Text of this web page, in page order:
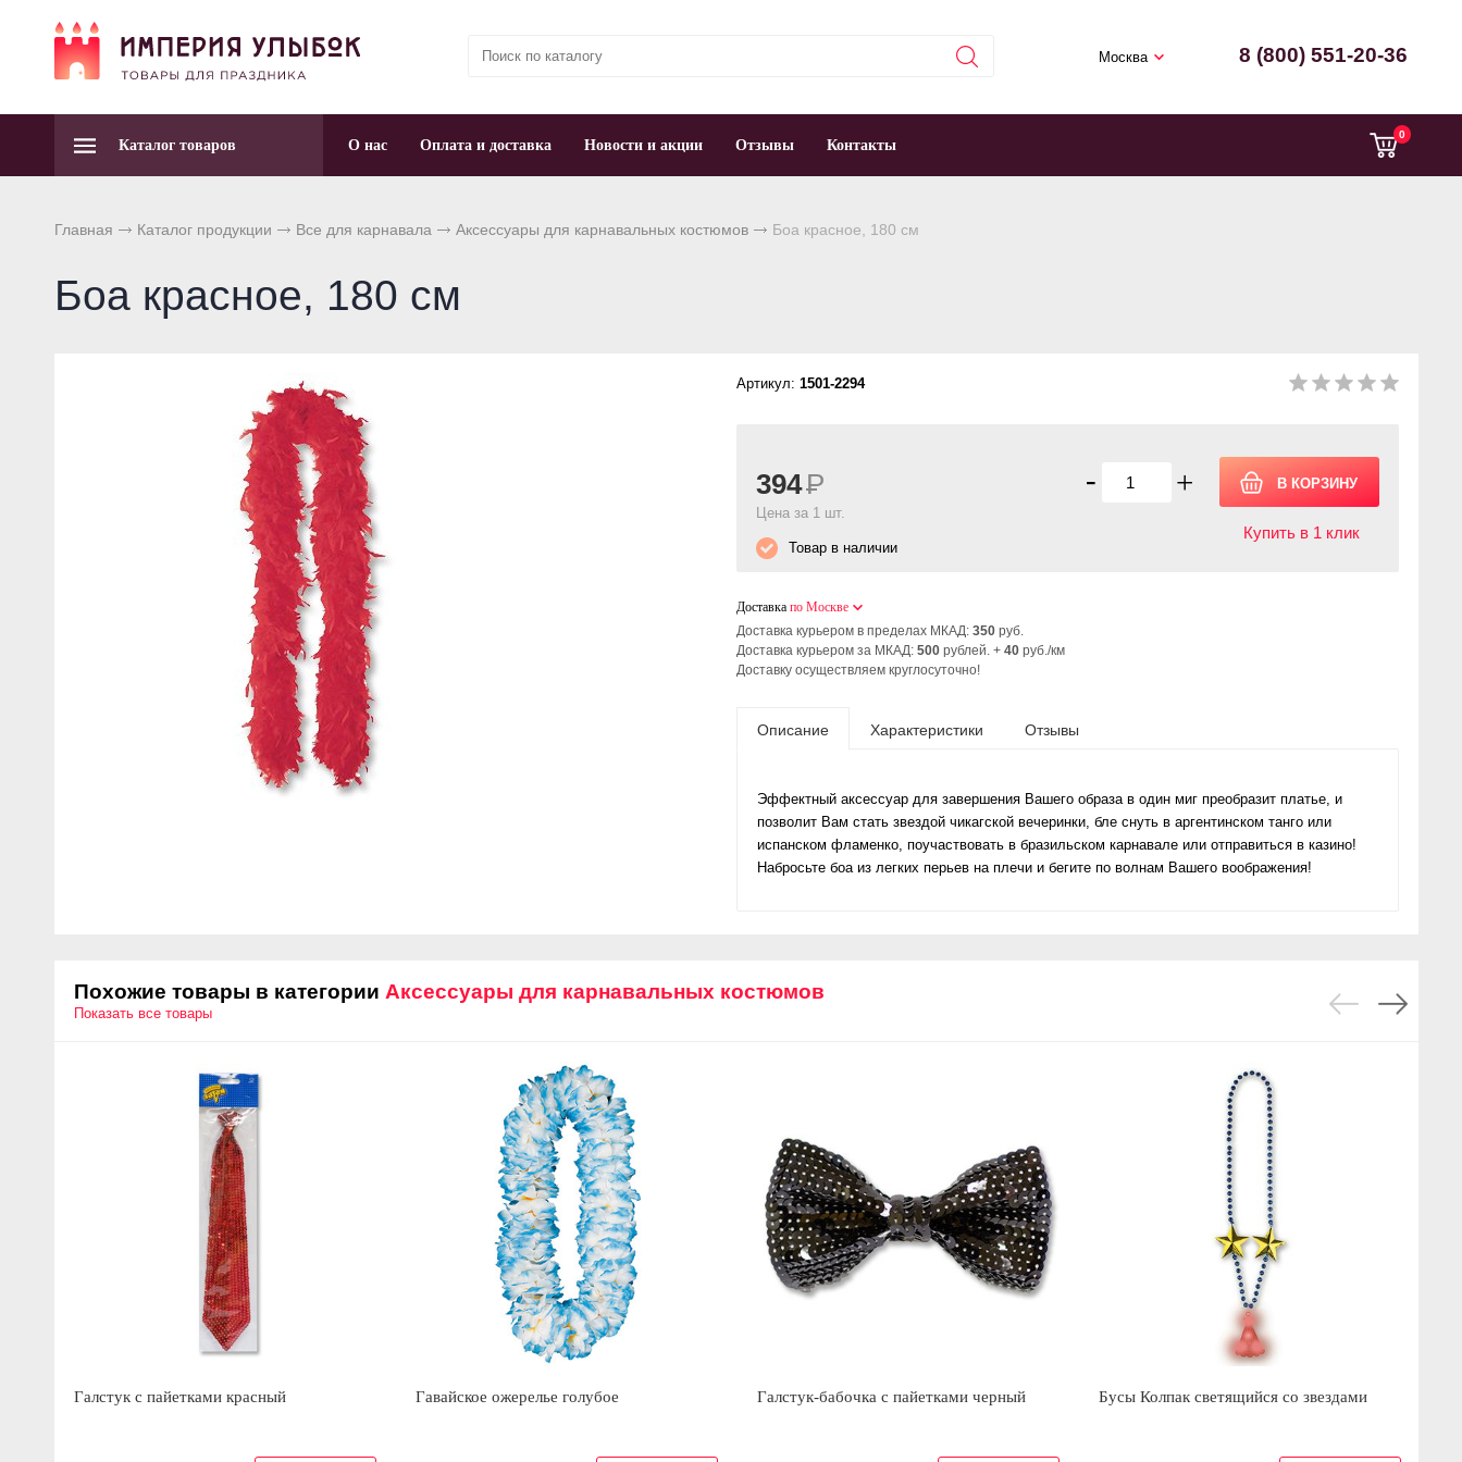
Москва 8 (800) 551-20-36
0
Каталог товаров О нас Оплата и доставка Новости и акции Отзывы Контакты
Главная Каталог продукции Все для карнавала Аксессуары для карнавальных костюмов Боа красное, 180 см
Боа красное, 180 см
Артикул: 1501-2294
- +
Купить в 1 клик
394Р
Цена за 1 шт.
Товар в наличии
Доставка по Москве
Доставка курьером в пределах МКАД: 350 руб.
Доставка курьером за МКАД: 500 рублей. + 40 руб./км
Доставку осуществляем круглосуточно!
Описание Характеристики Отзывы
Эффектный аксессуар для завершения Вашего образа в один миг преобразит платье, и
позволит Вам стать звездой чикагской вечеринки, бле снуть в аргентинском танго или
испанском фламенко, поучаствовать в бразильском карнавале или отправиться в казино!
Набросьте боа из легких перьев на плечи и бегите по волнам Вашего воображения!
Похожие товары в категории Аксессуары для карнавальных костюмов
Показать все товары
Галстук с пайетками красный Гавайское ожерелье голубое Галстук-бабочка с пайетками черный Бусы Колпак светящийся со звездами